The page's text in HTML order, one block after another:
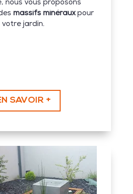
nous vous proposons
massifs minérauxpour
votre jardin.
SAVOIR +